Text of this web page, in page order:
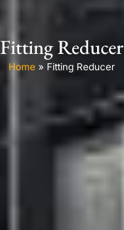
Fitting Reducer
Home » Fitting Reducer